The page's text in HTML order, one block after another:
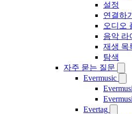
설정
연결하기
오디오
음악 라
재생 목
탐색
자주 묻는 질문
Evermusic
Evertag